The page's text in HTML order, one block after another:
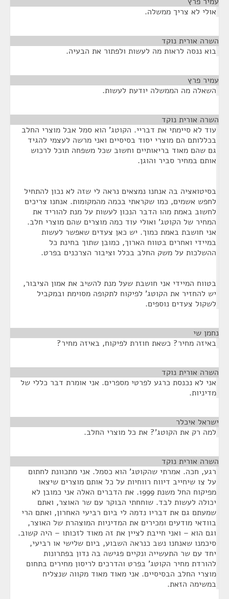
אולי לא צריך ממשלה.
השרה אורית נוקד
בוא ננסה לראות מה לעשות ולפתור את הבעיה.
עמיר פרץ
השאלה מה הממשלה יודעת לעשות.
השרה אורית נוקד
עוד לא סיימתי את דבריי. הקוטג' הוא סמל אבל מוצרי החלב
בכללותם הם מוצרי יסוד בסיסיים ואני מרשה לעצמי להגיד
גם שהם מאוד בריאותיים וחשוב שכל משפחה תוכל לרכוש
אותם במחיר סביר והוגן.
בסיטואציה בה אנחנו נמצאים נראה לי שזה לא נכון להתחיל
לחפש אשמים, כמו שקראתי בכמה מהמקומות. אנחנו צריכים
לחשוב באמת מהו הדבר הנכון לעשות על מנת להוריד את
המחיר של הקוטג' ואולי עוד כמה מוצרים שהם מוצרי חלב.
אני חושבת באמת כמוך. יש כאן צעדים שאפשר לעשות
במיידי ואחרים בטווח הארוך, כמובן שתוך בחינת כל
ההשלכות על משק החלב בכלל וציבור הצרכנים בפרט.
בטווח המיידי אני חושבת שעל מנת להשיב את אמון הציבור,
יש להחזיר את הקוטג' לפיקוח לתקופה מסוימת ובמקביל
לשקול צעדים נוספים.
נחמן שי
באיזה מחיר? כשאת חוזרת לפיקוח, באיזה מחיר?
השרה אורית נוקד
אני לא נכנסת כרגע לפרטי מספרים. אני אומרת דבר כללי של
מדיניות.
ישראל איכלר
למה רק את הקוטג'? את כל מוצרי החלב.
השרה אורית נוקד
רגע, חכה. אמרתי שהקוטג' הוא כסמל. אני מתכוונת לחתום
על צו שיחייב דיווח רווחיות על כל אותם מוצרים שיצאו
מפיקוח החל משנת 1999. את הדברים האלה אני כמובן לא
יכולה לעשות לבד. שוחחתי הבוקר עם שר האוצר, ואתם
שמעתם גם את דבריו נדמה לי ביום רביעי האחרון, ואתם הרי
בוודאי מודעים ומכירים את המדיניות המוצהרת של האוצר,
וגם הוא – ואני חייבת לציין את זה מאוד לזכותו – היה קשוב.
סיכמנו שאנחנו נשב כנראה השבוע, ביום שלישי או רביעי,
יחד עם שר התעשייה ונקיים פגישה בה נדון בפתרונות
להורדת מחיר הקוטג' בפרט והדרכים לריסון מחירים בתחום
מוצרי החלב הבסיסיים. אני מאוד מאוד מקווה שנצליח
במשימה הזאת.